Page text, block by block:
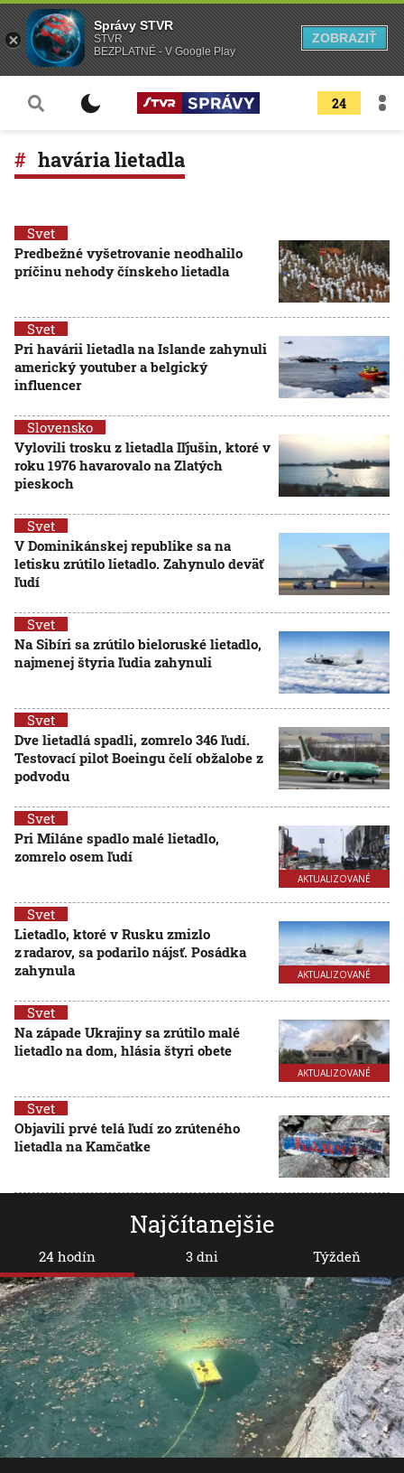
24
havária lietadla
Svet
Predbežné vyšetrovanie neodhalilo
príčinu nehody čínskeho lietadla
Svet
Pri havárii lietadla na Islande zahynuli
americký youtuber a belgický
influencer
Slovensko
Vylovili trosku z lietadla Iľjušin, ktoré v
roku 1976 havarovalo na Zlatých
pieskoch
Svet
V Dominikánskej republike sa na
letisku zrútilo lietadlo. Zahynulo deväť
ľudí
Svet
Na Sibíri sa zrútilo bieloruské lietadlo,
najmenej štyria ľudia zahynuli
Svet
Dve lietadlá spadli, zomrelo 346 ľudí.
Testovací pilot Boeingu čelí obžalobe z
podvodu
AKTUALIZOVANÉ
Svet
Pri Miláne spadlo malé lietadlo,
zomrelo osem ľudí
AKTUALIZOVANÉ
Svet
Lietadlo, ktoré v Rusku zmizlo
z radarov, sa podarilo nájsť. Posádka
zahynula
AKTUALIZOVANÉ
Svet
Na západe Ukrajiny sa zrútilo malé
lietadlo na dom, hlásia štyri obete
Svet
Objavili prvé telá ľudí zo zrúteného
lietadla na Kamčatke
Najčítanejšie
24 hodín 3 dni Týždeň
Správy STVR
STVR
BEZPLATNÉ - V Google Play
ZOBRAZIŤ